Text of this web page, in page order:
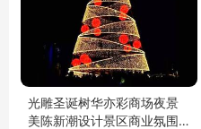
光雕圣诞树华亦彩商场夜景
美陈新潮设计景区商业氛围